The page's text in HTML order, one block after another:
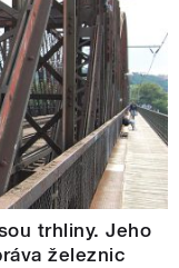
trhliny. Jeho
železnic